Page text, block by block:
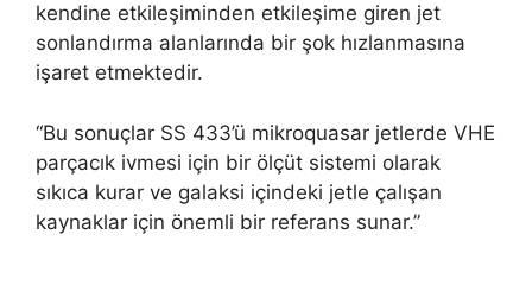
kendine etkileşiminden etkileşime giren jet
sonlandırma alanlarında bir şok hızlanmasına
işaret etmektedir.
“Bu sonuçlar SS 433’ü mikroquasar jetlerde VHE
parçacık ivmesi için bir ölçüt sistemi olarak
sıkıca kurar ve galaksi içindeki jetle çalışan
kaynaklar için önemli bir referans sunar.”